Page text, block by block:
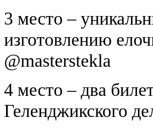
3 место –
изготовлению
@masterstekla
4 место – два
Геленджикского